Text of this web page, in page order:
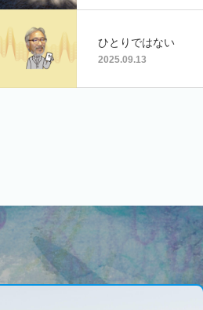
ドルネーム･小鳥さん
ひとりではない
2025.09.13